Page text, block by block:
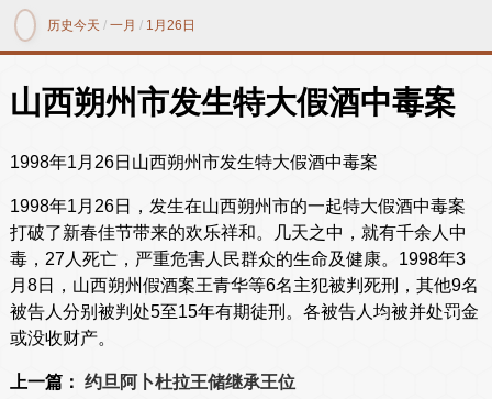
历史今天 /一月 / 1月26日
山西朔州市发生特大假酒中毒案
1998年1月26日山西朔州市发生特大假酒中毒案
1998年1月26日，发生在山西朔州市的一起特大假酒中毒案
打破了新春佳节带来的欢乐祥和。几天之中，就有千余人中
毒，27人死亡，严重危害人民群众的生命及健康。1998年3
月8日，山西朔州假酒案王青华等6名主犯被判死刑，其他9名
被告人分别被判处5至15年有期徒刑。各被告人均被并处罚金
或没收财产。
上一篇： 约旦阿卜杜拉王储继承王位